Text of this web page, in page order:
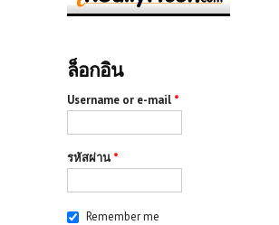
ล็อกอิน
Username or e-mail *
รหัสผ่าน *
Remember me